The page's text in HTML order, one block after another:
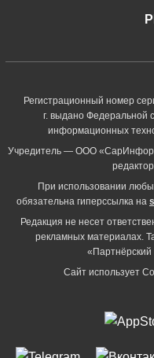
Регистрационный номер
г. выдано Федеральной
информационных
Учредитель — ООО
При использовании
обязательна гиперссылка на
Редакция не несет
рекламных материалах.
«Партнёрский
Сайт использует